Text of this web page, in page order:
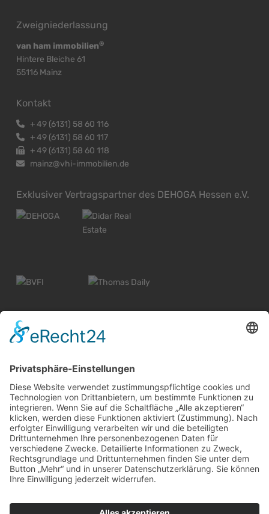
Zweigniederlassung
van ham immobilien®
Hintere Bleiche 61
55116 Mainz
Kontakt
+49 (6131) 58 60 116
+49 (6131) 58 60 117
+49 (6131) 58 60 118
mainz@vhi-immobilien.de
Exklusiver Vertragspartner des DEHOGA Hessen e.V.
© 2026 Alle Rechte vorbehalten
Widerrufsbelehrung WiesbadenWiderrufsbelehrung Mainz
Informationspflicht Impressum